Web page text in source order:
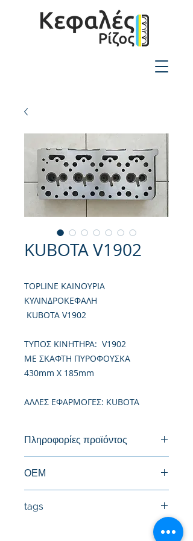
KUBOTA V1902
TOPLINE ΚΑΙΝΟΥΡΙΑ
ΚΥΛΙΝΔΡΟΚΕΦΑΛΗ
KUBOTA V1902
TΥΠΟΣ ΚΙΝΗΤΗΡΑ: V1902
ΜΕ ΣΚΑΦΤΗ ΠΥΡΟΦΟΥΣΚΑ
430mm X 185mm
ΑΛΛΕΣ ΕΦΑΡΜΟΓΕΣ: KUBOTA
Πληροφορίες προϊόντος
ΟΕΜ
03040
tags